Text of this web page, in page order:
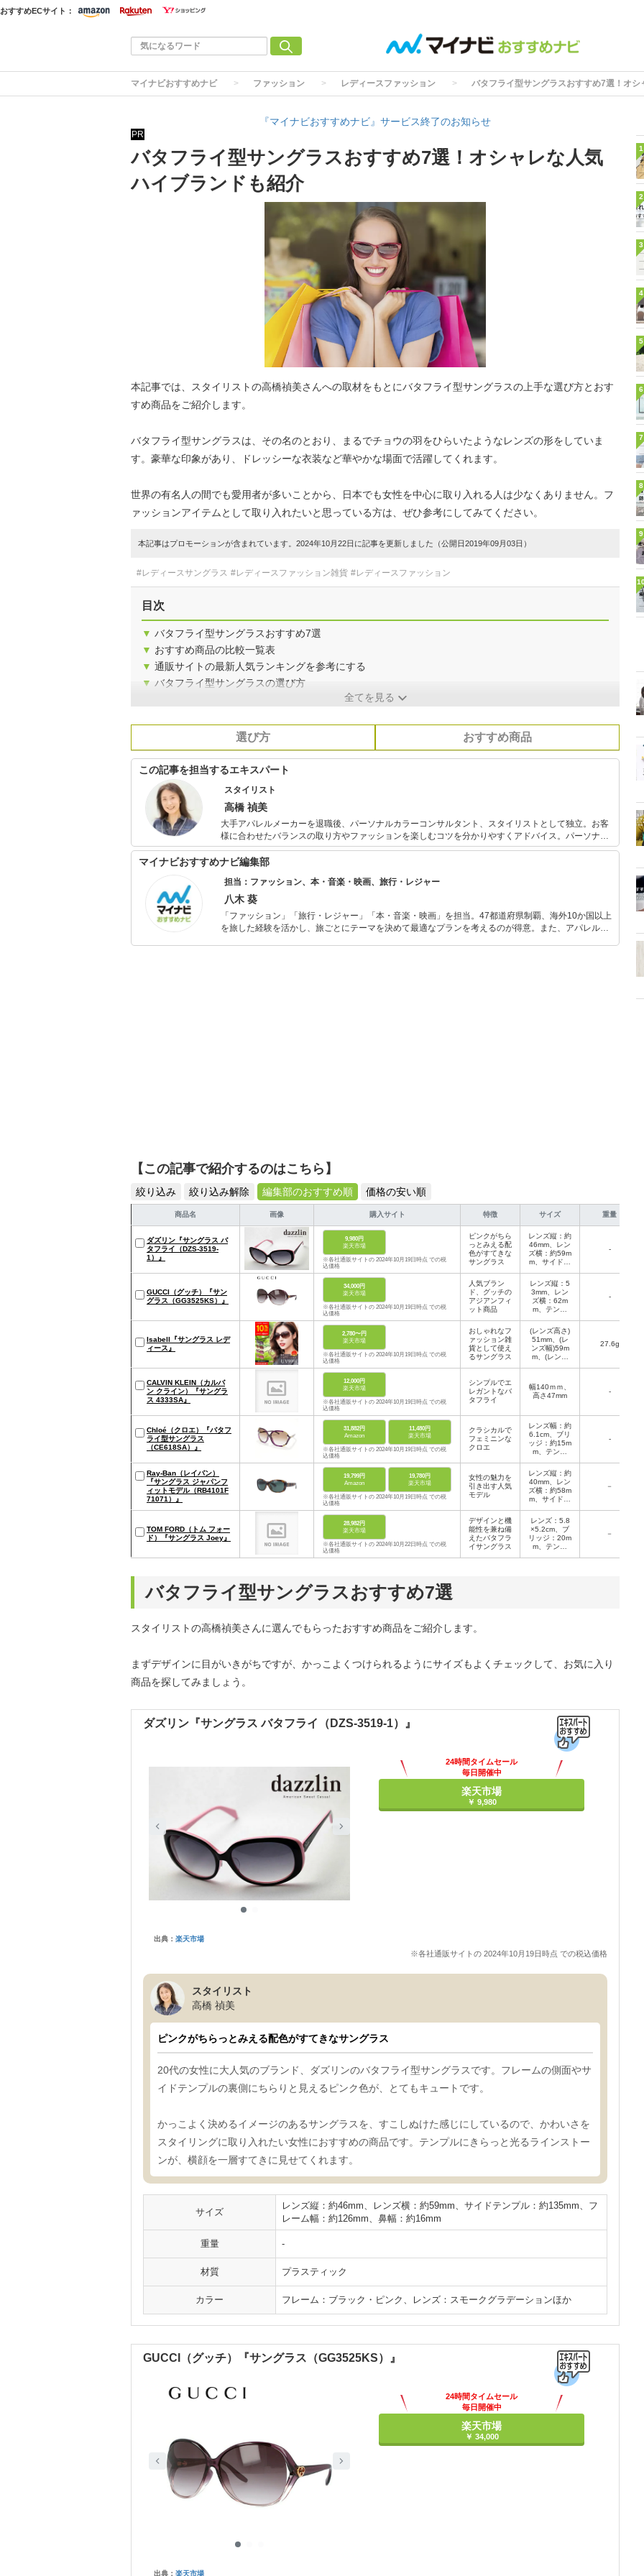
おすすめECサイト：
マイナビおすすめナビ ファッション レディースファッション バタフライ型サングラスおすすめ7選！オ
『マイナビおすすめナビ』サービス終了のお知らせ
PR
バタフライ型サングラスおすすめ7選！オシャレな人気
ハイブランドも紹介
本記事では、スタイリストの高橋禎美さんへの取材をもとにバタフライ型サングラスの上手な選び方とおす
すめ商品をご紹介します。
バタフライ型サングラスは、その名のとおり、まるでチョウの羽をひらいたようなレンズの形をしていま
す。豪華な印象があり、ドレッシーな衣装など華やかな場面で活躍してくれます。
世界の有名人の間でも愛用者が多いことから、日本でも女性を中心に取り入れる人は少なくありません。フ
ァッションアイテムとして取り入れたいと思っている方は、ぜひ参考にしてみてください。
本記事はプロモーションが含まれています。2024年10月22日に記事を更新しました（公開日2019年09月03日）
#レディースサングラス #レディースファッション雑貨 #レディースファッション
目次
▼ バタフライ型サングラスおすすめ7選
▼ おすすめ商品の比較一覧表
▼ 通販サイトの最新人気ランキングを参考にする
▼ バタフライ型サングラスの選び方
全てを見る
選び方 おすすめ商品
この記事を担当するエキスパート
スタイリスト
高橋 禎美
大手アパレルメーカーを退職後、パーソナルカラーコンサルタント、スタイリストとして独立。お客
様に合わせたバランスの取り方やファッションを楽しむコツを分かりやすくアドバイス。パーソナル
カラー診断も会社員時代から仕事の中で関わっており実績と定評がある。 また、FPとしても活動して
おり、個人FP相談や投資初心者の女性に向けた「はじめての投資セミナー」を開催中。お金とファッ
マイナビおすすめナビ編集部
担当：ファッション、本・音楽・映画、旅行・レジャー
八木 葵
「ファッション」「旅行・レジャー」「本・音楽・映画」を担当。47都道府県制覇、海外10か国以上
を旅した経験を活かし、旅ごとにテーマを決めて最適なプランを考えるのが得意。また、アパレルシ
【この記事で紹介するのはこちら】
絞り込み 絞り込み解除 編集部のおすすめ順 価格の安い順
商品名 画像 購入サイト 特徴 サイズ 重量
ダズリン『サングラス バ
タフライ（DZS-3519-
1）』
9,980円
楽天市場
※各社通販サイトの 2024年10月19日時点 での税
込価格
ピンクがちら
っとみえる配
色がすてきな
サングラス
レンズ縦：約
46mm、レン
ズ横：約59m
m、サイドテ
35mm、フレ
ーム幅：約1
26mm、鼻
幅：約16mm
-
GUCCI（グッチ）『サン
グラス（GG3525KS）』
34,000円
楽天市場
※各社通販サイトの 2024年10月19日時点 での税
込価格
人気ブラン
ド、グッチの
アジアンフィ
ット商品
レンズ縦：5
3mm、レン
ズ横：62m
m、テンプ
ｍ、鼻幅：約
13mm
-
Isabell『サングラス レデ
ィース』
2,780〜円
楽天市場
※各社通販サイトの 2024年10月19日時点 での税
込価格
おしゃれなフ
ァッション雑
貨として使え
るサングラス
(レンズ高さ)
51mm、(レ
ンズ幅)59m
m、(レンズ
ム長)126mm
27.6g
CALVIN KLEIN（カルバ
ン クライン）『サングラ
ス 4333SA』
12,000円
楽天市場
※各社通販サイトの 2024年10月19日時点 での税
込価格
シンプルでエ
レガントなバ
タフライ
幅140ｍｍ、
高さ47mm
-
Chloé（クロエ）『バタフ
ライ型サングラス
（CE618SA）』
31,882円
Amazon
11,480円
楽天市場
※各社通販サイトの 2024年10月19日時点 での税
込価格
クラシカルで
フェミニンな
クロエ
レンズ幅：約
6.1cm、ブリ
ッジ：約15m
m、テンプ
m
-
Ray-Ban（レイバン）
『サングラス ジャパンフ
ィットモデル（RB4101F
71071）』
19,799円
Amazon
19,780円
楽天市場
※各社通販サイトの 2024年10月19日時点 での税
込価格
女性の魅力を
引き出す人気
モデル
レンズ縦：約
40mm、レン
ズ横：約58m
m、サイドテ
35mm、鼻
幅：約16m
m、フレーム
幅：約130m
m
－
TOM FORD（トム フォー
ド）『サングラス Joey』
28,982円
楽天市場
※各社通販サイトの 2024年10月22日時点 での税
込価格
デザインと機
能性を兼ね備
えたバタフラ
イサングラス
レンズ：5.8
×5.2cm、ブ
リッジ：20m
m、テンプ
－
バタフライ型サングラスおすすめ7選
スタイリストの高橋禎美さんに選んでもらったおすすめ商品をご紹介します。
まずデザインに目がいきがちですが、かっこよくつけられるようにサイズもよくチェックして、お気に入り
商品を探してみましょう。
ダズリン『サングラス バタフライ（DZS-3519-1）』
出典： 楽天市場
24時間タイムセール
毎日開催中
楽天市場
￥ 9,980
※各社通販サイトの 2024年10月19日時点 での税込価格
スタイリスト
高橋 禎美
ピンクがちらっとみえる配色がすてきなサングラス
20代の女性に大人気のブランド、ダズリンのバタフライ型サングラスです。フレームの側面やサ
イドテンプルの裏側にちらりと見えるピンク色が、とてもキュートです。
かっこよく決めるイメージのあるサングラスを、すこしぬけた感じにしているので、かわいさを
スタイリングに取り入れたい女性におすすめの商品です。テンプルにきらっと光るラインストー
ンが、横顔を一層すてきに見せてくれます。
サイズ
レンズ縦：約46mm、レンズ横：約59mm、サイドテンプル：約135mm、フ
レーム幅：約126mm、鼻幅：約16mm
重量 -
材質 プラスティック
カラー フレーム：ブラック・ピンク、レンズ：スモークグラデーションほか
GUCCI（グッチ）『サングラス（GG3525KS）』
出典： 楽天市場
24時間タイムセール
毎日開催中
楽天市場
￥ 34,000
1
2
3
4
5
6
7
8
9